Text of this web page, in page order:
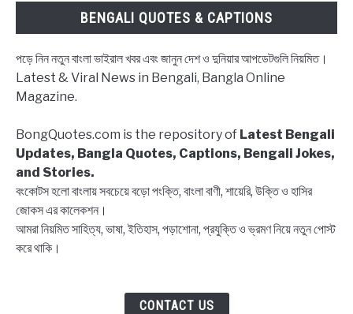
Wishes
|
Christmas
2025
Bangla
BENGALI QUOTES & CAPTIONS
পড়ে নিন নতুন বাংলা ভাইরাল খবর এবং জানুন দেশ ও দুনিয়ার আপডেটগুলি নিয়মিত।
Latest & Viral News in Bengali, Bangla Online
Magazine.
BongQuotes.com is the repository of Latest Bengali
Updates, Bangla Quotes, Captions, Bengali Jokes,
and Stories.
বংকোটস হলো বাংলায় সবচেয়ে বড়ো পংক্তি, বাংলা বাণী, শায়েরি, উক্তি ও হাসির
জোকস এর কালেকশন।
আমরা নিয়মিত সাহিত্য, ভাষা, ইতিহাস, পড়াশোনা, প্রযুক্তি ও ভ্রমণ নিয়ে নতুন পোস্ট
করে থাকি।
CONTACT US